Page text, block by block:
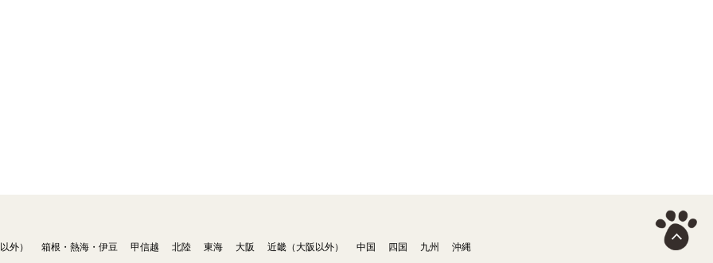
外） 箱根・熱海・伊豆 甲信越 北陸 東海 大阪 近畿（大阪以外） 中国 四国 九州
沖縄